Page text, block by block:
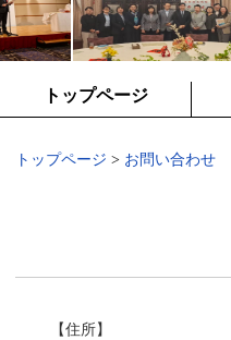
トップページ
トップページ > お問い合わせ
【住所】